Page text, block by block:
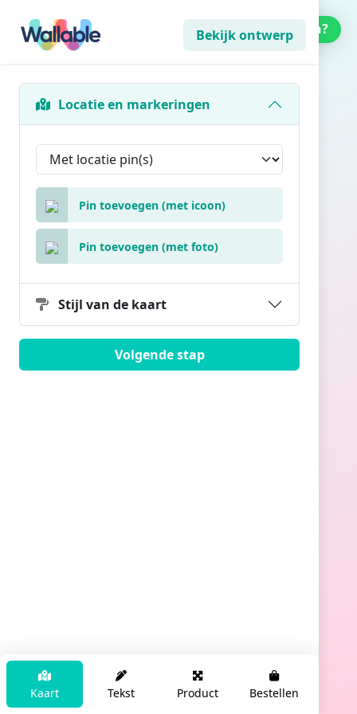
Bekijk ontwerp
Locatie en markeringen
Pin toevoegen (met icoon)
Pin toevoegen (met foto)
Stijl van de kaart
Volgende stap
Kaart Tekst Product Bestellen
Kunnen we helpen?